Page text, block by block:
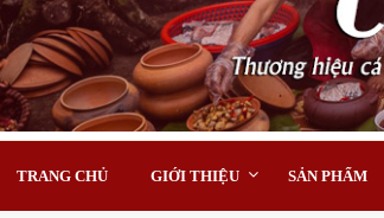
TRANG CHỦ GIỚI THIỆU SẢN PHẨM